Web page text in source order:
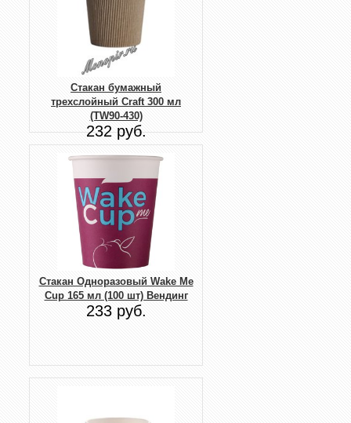
Стакан бумажный
трехслойный Craft 300 мл
(TW90-430)
232 руб.
Стакан Одноразовый Wake Me
Cup 165 мл (100 шт) Вендинг
233 руб.